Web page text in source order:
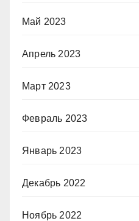
Май 2023
Апрель 2023
Март 2023
Февраль 2023
Январь 2023
Декабрь 2022
Ноябрь 2022